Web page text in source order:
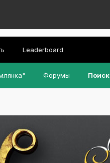
Форумы Поиск
Leaderboard